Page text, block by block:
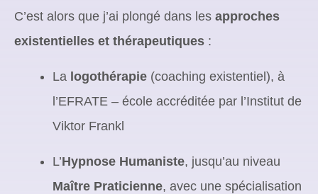
C’est alors que j’ai plongé dans les approches
existentielles et thérapeutiques :
La logothérapie (coaching existentiel), à
l’EFRATE – école accréditée par l’Institut de
Viktor Frankl
L’Hypnose Humaniste, jusqu’au niveau
Maître Praticienne, avec une spécialisation